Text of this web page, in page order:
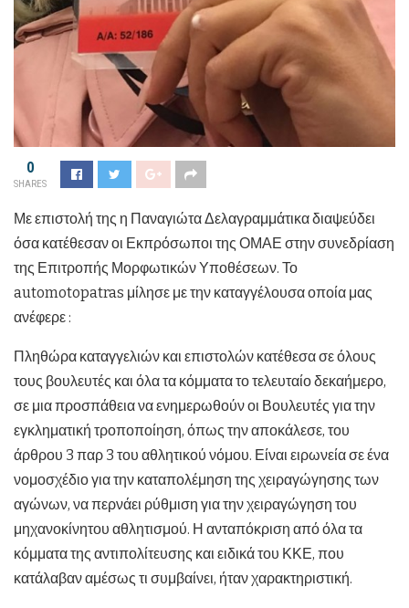
0
SHARES
Με επιστολή της η Παναγιώτα Δελαγραμμάτικα διαψεύδει
όσα κατέθεσαν οι Εκπρόσωποι της ΟΜΑΕ στην συνεδρίαση
της Επιτροπής Μορφωτικών Υποθέσεων. Το
automotopatras μίλησε με την καταγγέλουσα οποία μας
ανέφερε :
Πληθώρα καταγγελιών και επιστολών κατέθεσα σε όλους
τους βουλευτές και όλα τα κόμματα το τελευταίο δεκαήμερο,
σε μια προσπάθεια να ενημερωθούν οι Βουλευτές για την
εγκληματική τροποποίηση, όπως την αποκάλεσε, του
άρθρου 3 παρ 3 του αθλητικού νόμου. Είναι ειρωνεία σε ένα
νομοσχέδιο για την καταπολέμηση της χειραγώγησης των
αγώνων, να περνάει ρύθμιση για την χειραγώγηση του
μηχανοκίνητου αθλητισμού. Η ανταπόκριση από όλα τα
κόμματα της αντιπολίτευσης και ειδικά του ΚΚΕ, που
κατάλαβαν αμέσως τι συμβαίνει, ήταν χαρακτηριστική.